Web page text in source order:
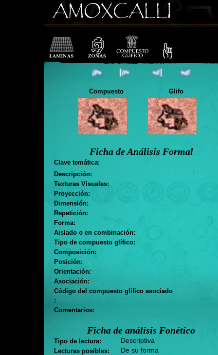
Compuesto Glifo
Ficha de Análisis Formal
Clave temática:
Descripción:
Texturas Visuales:
Proyección:
Dimensión:
Repetición:
Forma:
Aislado o en combinación:
Tipo de compuesto glífico:
Composición:
Posición:
Orientación:
Asociación:
Código del compuesto glífico asociado
:
Comentarios:
Ficha de análisis Fonético
Tipo de lectura: Descriptiva
Lecturas posibles: De su forma